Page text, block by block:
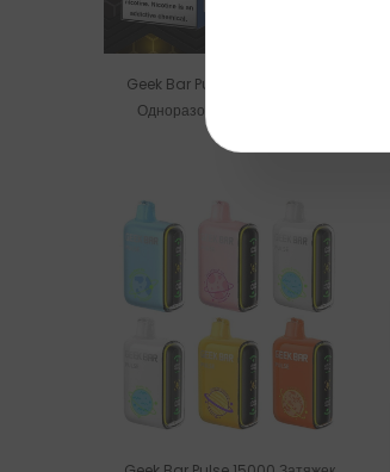
Geek Bar Pulse X 25000 Puffs
Одноразовые Vape Оптом